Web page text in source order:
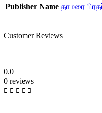
Publisher Name தாமரை
Customer Reviews
0.0
0 reviews